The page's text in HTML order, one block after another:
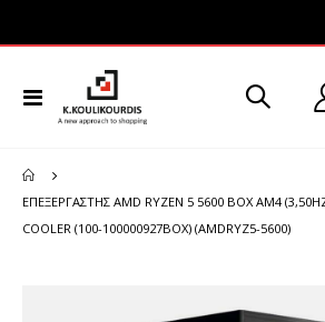
Εναλλαγή
Πλοήγησης
ΕΠΕΞΕΡΓΑΣΤΉΣ AMD RYZEN 5 5600 BOX AM4
COOLER (100-100000927BOX) (AMDRYZ5-5600)